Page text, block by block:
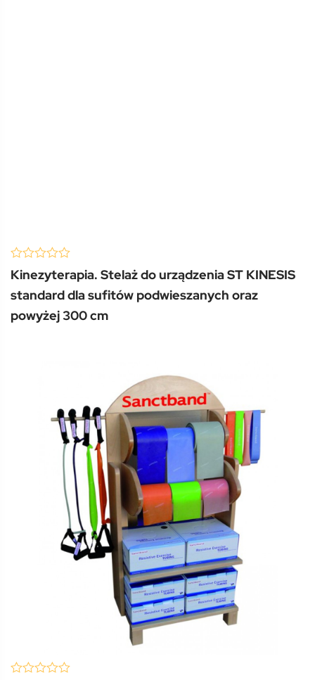
0
out
of
5
(0 Review )
Kinezyterapia. Stelaż do urządzenia ST KINESIS
standard dla sufitów podwieszanych oraz
powyżej 300 cm